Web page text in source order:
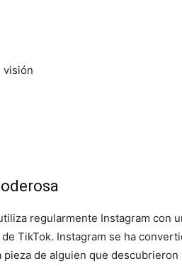
visión
regularmente Instagram con
TikTok. Instagram se ha
de alguien que